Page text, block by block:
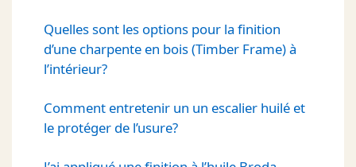
Quelles sont les options pour la finition
d’une charpente en bois (Timber Frame) à
l’intérieur?
Comment entretenir un un escalier huilé et
le protéger de l’usure?